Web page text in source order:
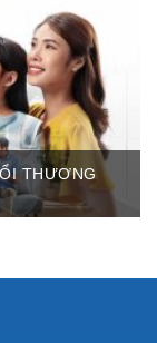
THƯƠNG